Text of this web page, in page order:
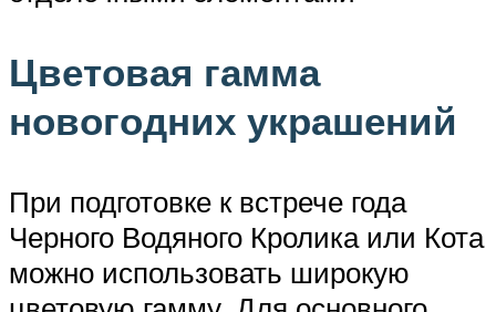
Цветовая гамма
новогодних украшений
При подготовке к встрече года
Черного Водяного Кролика или Кота
можно использовать широкую